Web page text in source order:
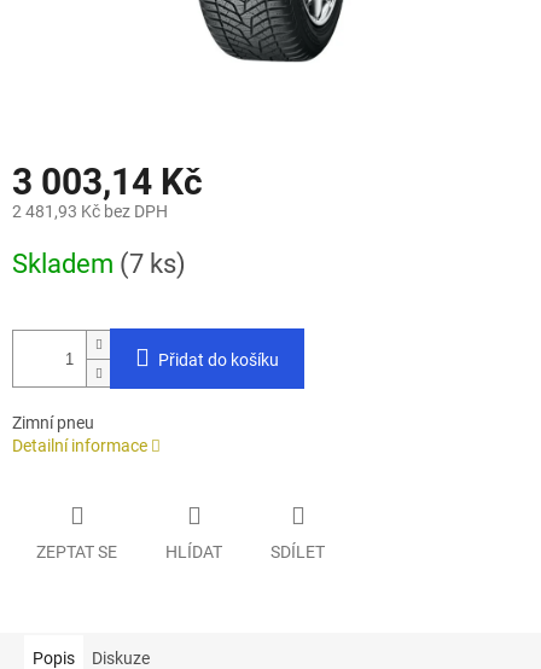
3 003,14 Kč
2 481,93 Kč bez DPH
cena:
Skladem (7 ks)
Přidat do košíku
Zimní pneu
Detailní informace
ZEPTAT SE HLÍDAT SDÍLET
Popis Diskuze